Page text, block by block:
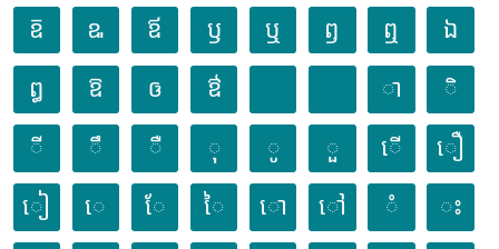
ឨ ឩ ឪ ឫ ឬ ឭ ឮ ឯ
ឰ ឱ ឲ ឳ ា ិ
ី ឹ ឺ ុ ូ ួ ើ ឿ
ៀ េ ែ ៃ ោ ៅ ំ ះ